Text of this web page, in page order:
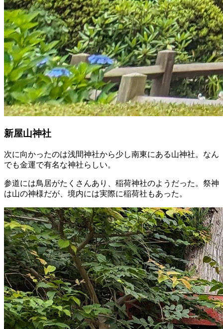
新屋山神社
次に向かったのは浅間神社から少し南東にある山神社。なん
でも金運で有名な神社らしい。
参道には鳥居がたくさんあり、稲荷神社のようだった。祭神
は山の神様だが、境内には実際に稲荷社もあった。